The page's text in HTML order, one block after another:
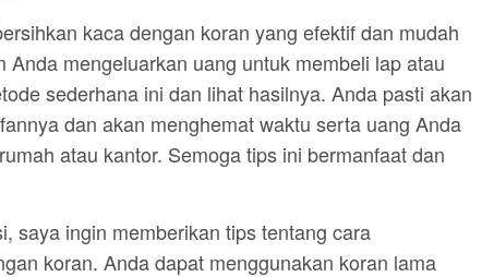
kaca dengan koran yang efektif dan mudah
Anda mengeluarkan uang untuk membeli lap atau
sederhana ini dan lihat hasilnya. Anda pasti akan
dan akan menghemat waktu serta uang Anda
atau kantor. Semoga tips ini bermanfaat dan
saya ingin memberikan tips tentang cara
koran. Anda dapat menggunakan koran lama